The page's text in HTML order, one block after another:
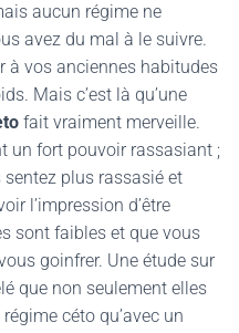
aucun régime ne
avez du mal à le suivre.
à vos anciennes habitudes
Mais c’est là qu’une
fait vraiment merveille.
un fort pouvoir rassasiant ;
plus rassasié et
l’impression d’être
sont faibles et que vous
goinfrer. Une étude sur
que non seulement elles
céto qu’avec un